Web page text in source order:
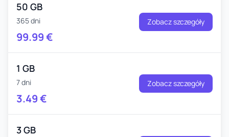
50 GB
365 dni
99.99€
Zobacz szczegóły
1 GB
7 dni
3.49€
Zobacz szczegóły
3 GB